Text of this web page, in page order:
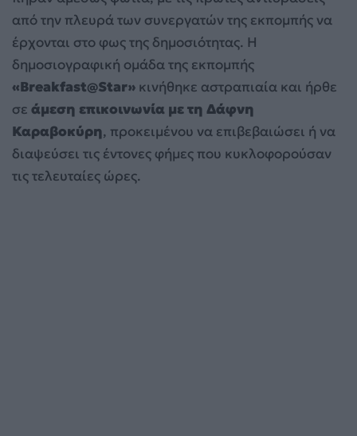
από την πλευρά των συνεργατών της εκπομπής να
έρχονται στο φως της δημοσιότητας. Η
δημοσιογραφική ομάδα της εκπομπής
«Breakfast@Star» κινήθηκε αστραπιαία και ήρθε
σε άμεση επικοινωνία με τη Δάφνη
Καραβοκύρη, προκειμένου να επιβεβαιώσει ή να
διαψεύσει τις έντονες φήμες που κυκλοφορούσαν
τις τελευταίες ώρες.